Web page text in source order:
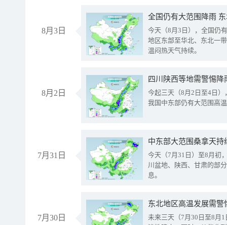
8月3日
全国仍有大范围降雨
今天（8月3日），全国仍
地区东部至华北、东北一
温闷热天气持续。
8月2日
今起三天（8月2日至4日
我国中东部仍有大范围高
7月31日
中东部大范围桑拿天
今天（7月31日）至8月初
川盆地、陕西、甘肃的部
息。
7月30日
东北地区高温发展需
未来三天（7月30日至8月